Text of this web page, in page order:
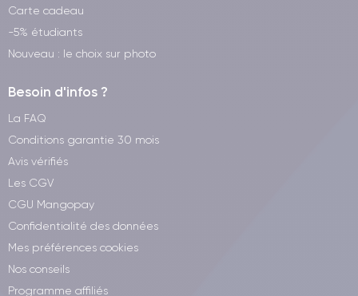
Carte cadeau
-5% étudiants
Nouveau : le choix sur photo
Besoin d'infos ?
La FAQ
Conditions garantie 30 mois
Avis vérifiés
Les CGV
CGU Mangopay
Confidentialité des données
Mes préférences cookies
Nos conseils
Programme affiliés